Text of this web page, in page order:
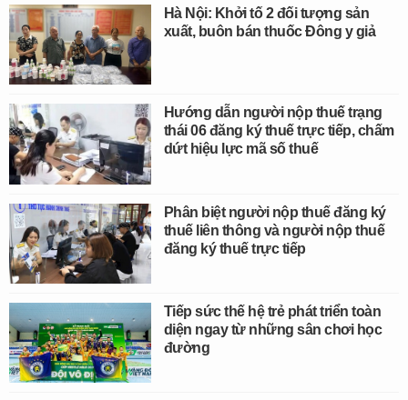
Hà Nội: Khởi tố 2 đối tượng sản
xuất, buôn bán thuốc Đông y giả
Hướng dẫn người nộp thuế trạng
thái 06 đăng ký thuế trực tiếp, chấm
dứt hiệu lực mã số thuế
Phân biệt người nộp thuế đăng ký
thuế liên thông và người nộp thuế
đăng ký thuế trực tiếp
Tiếp sức thế hệ trẻ phát triển toàn
diện ngay từ những sân chơi học
đường